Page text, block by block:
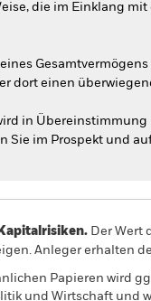
die im Einklang
dort einen
in
Sie im Prospekt und
Der Wert
Anleger erhalten
Papieren wird
und Wirtschaft und